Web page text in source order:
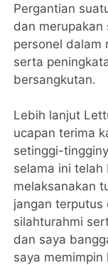
Pergantian
dan merupakan
personel dalam
serta
bersangkutan.
Lebih lanjut
ucapan terima
setinggi-
selama ini
melaksanakan
jangan terputus
silahturahmi
dan saya
saya memimpin